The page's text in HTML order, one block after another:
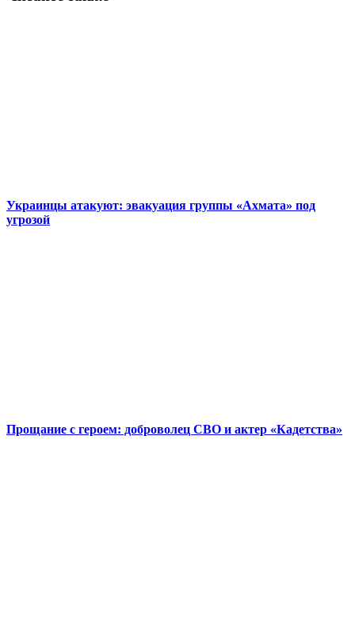
Украинцы атакуют: эвакуация группы «Ахмата» под
угрозой
Прощание с героем: доброволец СВО и актер «Кадетства»